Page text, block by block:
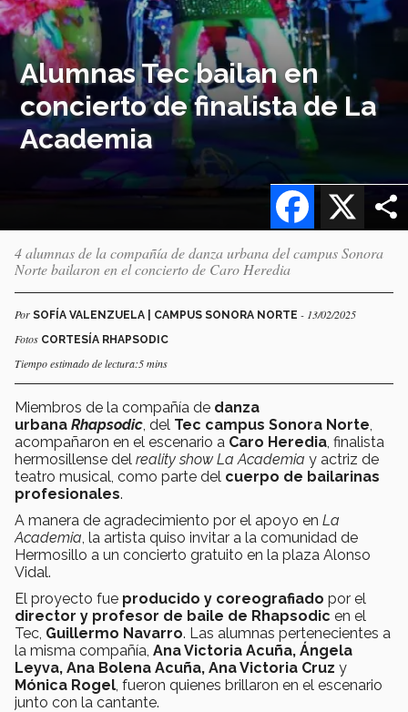
Alumnas Tec bailan en
concierto de finalista de La
Academia
X
Facebook
4 alumnas de la compañía de danza urbana del campus Sonora
Norte bailaron en el concierto de Caro Heredia
Por SOFÍA VALENZUELA | CAMPUS SONORA NORTE - 13/02/2025
Fotos CORTESÍA RHAPSODIC
Tiempo estimado de lectura:5 mins
Miembros de la compañía de danza
urbana Rhapsodic , del Tec campus Sonora Norte
acompañaron en el escenario a Caro Heredia , finalista
hermosillense del reality show La Academia y actriz de
teatro musical, como parte del cuerpo de bailarinas
profesionales.
A manera de agradecimiento por el apoyo en La
Academia , la artista quiso invitar a la comunidad de
Hermosillo a un concierto gratuito en la plaza Alonso
Vidal.
El proyecto fue producido y coreografiado por el
director y profesor de baile de Rhapsodic en el
Tec, Guillermo Navarro. Las alumnas pertenecientes a
la misma compañía, Ana Victoria Acuña, Ángela
Leyva, Ana Bolena Acuña, Ana Victoria Cruz y
Mónica Rogel , fueron quienes brillaron en el escenario
junto con la cantante.